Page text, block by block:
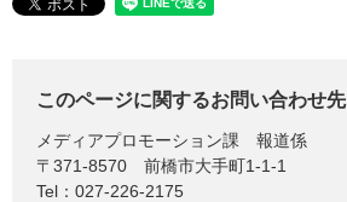
このページに関するお問い合わせ先
メディアプロモーション課
報道係
〒371-8570
前橋市大手町1-1-1
Tel：027-226-2175